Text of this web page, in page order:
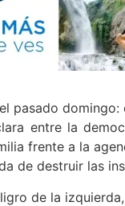
pasado
entre la
frente a la
de destruir las
de la